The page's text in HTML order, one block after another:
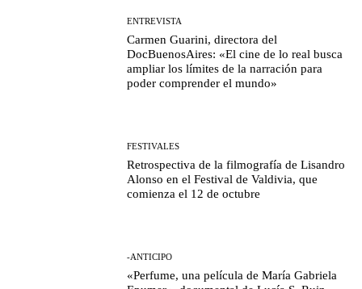
ENTREVISTA
Carmen Guarini, directora del
DocBuenosAires: «El cine de lo real busca
ampliar los límites de la narración para
poder comprender el mundo»
FESTIVALES
Retrospectiva de la filmografía de Lisandro
Alonso en el Festival de Valdivia, que
comienza el 12 de octubre
-ANTICIPO
«Perfume, una película de María Gabriela